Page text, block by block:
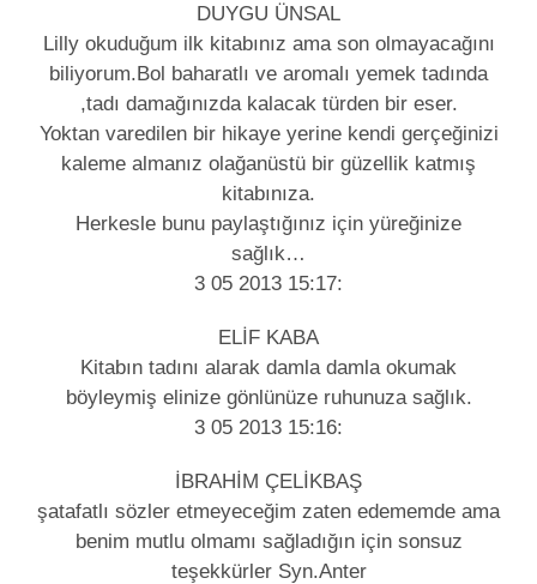
DUYGU ÜNSAL
Lilly okuduğum ilk kitabınız ama son olmayacağını
biliyorum.Bol baharatlı ve aromalı yemek tadında
,tadı damağınızda kalacak türden bir eser.
Yoktan varedilen bir hikaye yerine kendi gerçeğinizi
kaleme almanız olağanüstü bir güzellik katmış
kitabınıza.
Herkesle bunu paylaştığınız için yüreğinize
sağlık…
3 05 2013 15:17:
ELİF KABA
Kitabın tadını alarak damla damla okumak
böyleymiş elinize gönlünüze ruhunuza sağlık.
3 05 2013 15:16:
İBRAHİM ÇELİKBAŞ
şatafatlı sözler etmeyeceğim zaten edememde ama
benim mutlu olmamı sağladığın için sonsuz
teşekkürler Syn.Anter